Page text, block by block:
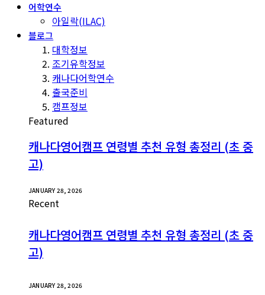
어학연수
아일락(ILAC)
블로그
대학정보
조기유학정보
캐나다어학연수
출국준비
캠프정보
Featured
캐나다영어캠프 연령별 추천 유형 총정리 (초 중
고)
JANUARY 28, 2026
Recent
캐나다영어캠프 연령별 추천 유형 총정리 (초 중
고)
JANUARY 28, 2026